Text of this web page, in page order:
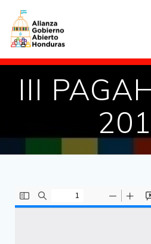
III